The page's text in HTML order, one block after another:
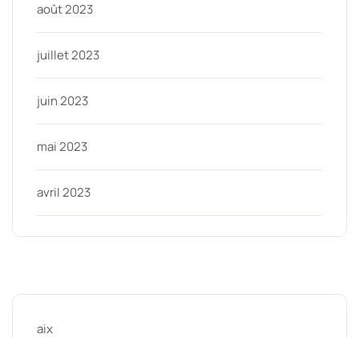
août 2023
juillet 2023
juin 2023
mai 2023
avril 2023
aix